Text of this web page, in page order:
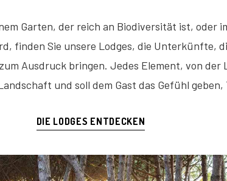
Garten, der reich an Biodiversität ist, oder
finden Sie unsere Lodges, die Unterkünfte,
Ausdruck bringen. Jedes Element, von der
und soll dem Gast das Gefühl geben,
DIE LODGES ENTDECKEN